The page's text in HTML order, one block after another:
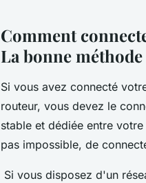
Comment
La bonne méthode
Si vous avez connecté
routeur, vous devez le
stable et dédiée entre
pas impossible, de
Si vous disposez d'un